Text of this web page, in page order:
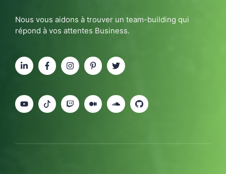
Nous vous aidons à trouver un team-building qui
répond à vos attentes Business.